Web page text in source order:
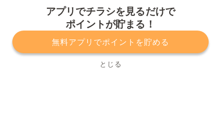
アプリでチラシを見るだけで
ポイントが貯まる！
無料アプリでポイントを貯める
とじる
プライバシーポリシー 利用規約
運営会社
サービスに関してのお問い合わせ